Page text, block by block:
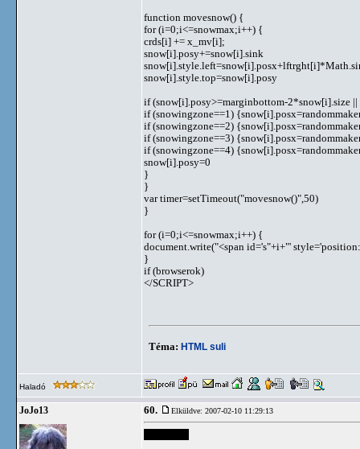
function movesnow() {
for (i=0;i<=snowmax;i++) {
crds[i] += x_mv[i];
snow[i].posy+=snow[i].sink
snow[i].style.top=snow[i].posy
if (snow[i].posy>=marginbottom-2*snow[i].size
if (snowingzone==1)
if (snowingzone==2)
if (snowingzone==3)
if (snowingzone==4)
snow[i].posy=0
}
}
var timer=setTimeout("movesnow()",50)
}
for (i=0;i<=snowmax;i++) {
document.write("<span id='s"+i+"'
}
if (browserok)
</SCRIPT>
Téma: HTML suli
Haladó
JoJo13 60. Elküldve: 2007-02-10 11:29:13